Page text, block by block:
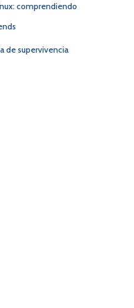
comprendiendo
de supervivencia